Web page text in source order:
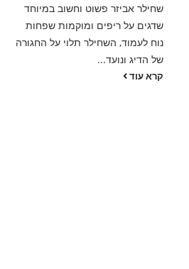
שחילר אביזר פשוט וחשוב במיוחד
שדגים על ריפים ומוקמות שפחות
נוח לעמוד, השחילר תלוי על החגורה
של הדיג ונועד...
קרא עוד